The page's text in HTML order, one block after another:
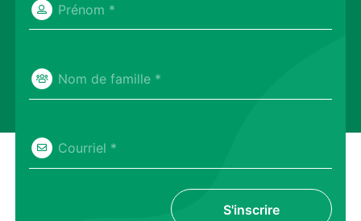
Prénom *
Nom de famille *
Courriel *
S'inscrire